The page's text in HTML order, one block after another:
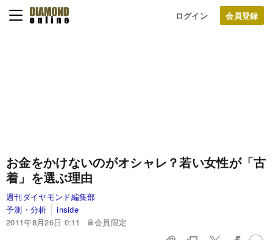
ログイン
お金をかけないのがオシャレ？若い女性が「古
着」を選ぶ理由
週刊ダイヤモンド編集部
予測・分析
inside
2011年8月26日 0:11
会員限定